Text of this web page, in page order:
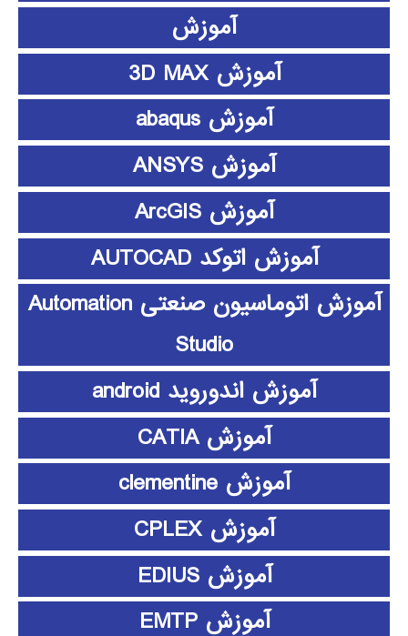
آموزش
آموزش 3D MAX
آموزش abaqus
آموزش ANSYS
آموزش ArcGIS
آموزش اتوکد AUTOCAD
آموزش اتوماسیون صنعتی Automation
Studio
آموزش اندوروید android
آموزش CATIA
آموزش clementine
آموزش CPLEX
آموزش EDIUS
آموزش EMTP